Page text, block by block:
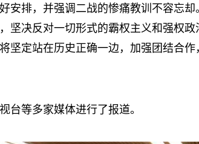
安排，并强调二战的惨痛教训不容忘却
坚决反对一切形式的霸权主义和强权政
坚定站在历史正确一边，加强团结合作
台等多家媒体进行了报道。